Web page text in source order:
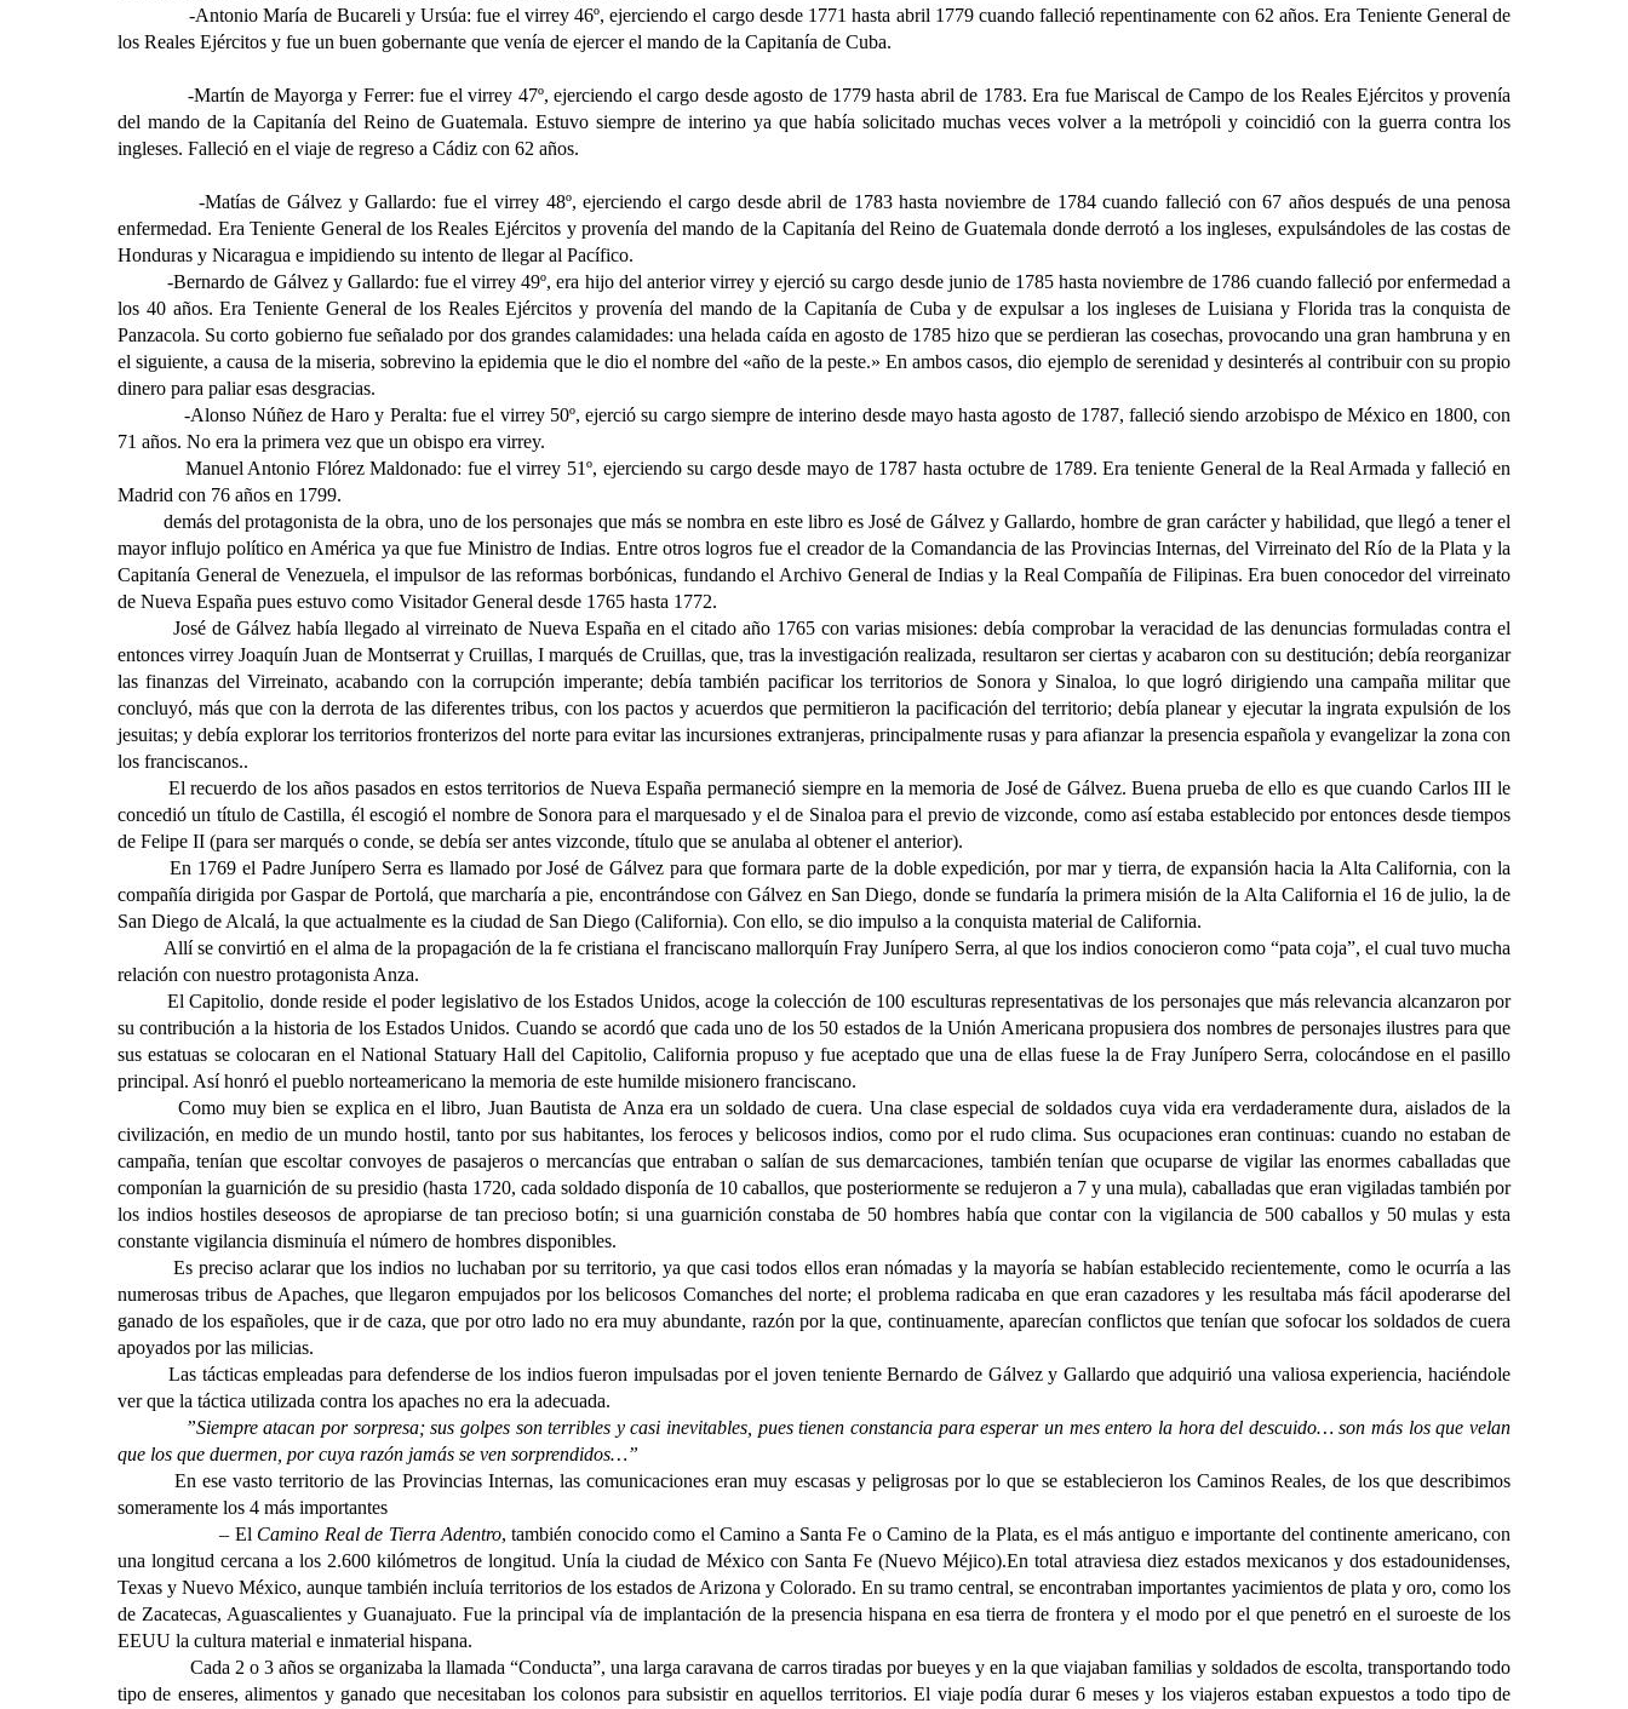
-Antonio María de Bucareli y Ursúa: fue el virrey 46º, ejerciendo el cargo desde 1771 hasta abril 1779 cuando falleció repentinamente con 62 años. Era Teniente General de
los Reales Ejércitos y fue un buen gobernante que venía de ejercer el mando de la Capitanía de Cuba.
-Martín de Mayorga y Ferrer: fue el virrey 47º, ejerciendo el cargo desde agosto de 1779 hasta abril de 1783. Era fue Mariscal de Campo de los Reales Ejércitos y provenía
del mando de la Capitanía del Reino de Guatemala. Estuvo siempre de interino ya que había solicitado muchas veces volver a la metrópoli y coincidió con la guerra contra los
ingleses. Falleció en el viaje de regreso a Cádiz con 62 años.
-Matías de Gálvez y Gallardo: fue el virrey 48º, ejerciendo el cargo desde abril de 1783 hasta noviembre de 1784 cuando falleció con 67 años después de una penosa
enfermedad. Era Teniente General de los Reales Ejércitos y provenía del mando de la Capitanía del Reino de Guatemala donde derrotó a los ingleses, expulsándoles de las costas de
Honduras y Nicaragua e impidiendo su intento de llegar al Pacífico.
-Bernardo de Gálvez y Gallardo: fue el virrey 49º, era hijo del anterior virrey y ejerció su cargo desde junio de 1785 hasta noviembre de 1786 cuando falleció por enfermedad a
los 40 años. Era Teniente General de los Reales Ejércitos y provenía del mando de la Capitanía de Cuba y de expulsar a los ingleses de Luisiana y Florida tras la conquista de
Panzacola. Su corto gobierno fue señalado por dos grandes calamidades: una helada caída en agosto de 1785 hizo que se perdieran las cosechas, provocando una gran hambruna y en
el siguiente, a causa de la miseria, sobrevino la epidemia que le dio el nombre del «año de la peste.» En ambos casos, dio ejemplo de serenidad y desinterés al contribuir con su propio
dinero para paliar esas desgracias.
-Alonso Núñez de Haro y Peralta: fue el virrey 50º, ejerció su cargo siempre de interino desde mayo hasta agosto de 1787, falleció siendo arzobispo de México en 1800, con
71 años. No era la primera vez que un obispo era virrey.
Manuel Antonio Flórez Maldonado: fue el virrey 51º, ejerciendo su cargo desde mayo de 1787 hasta octubre de 1789. Era teniente General de la Real Armada y falleció en
Madrid con 76 años en 1799.
demás del protagonista de la obra, uno de los personajes que más se nombra en este libro es José de Gálvez y Gallardo, hombre de gran carácter y habilidad, que llegó a tener el
mayor influjo político en América ya que fue Ministro de Indias. Entre otros logros fue el creador de la Comandancia de las Provincias Internas, del Virreinato del Río de la Plata y la
Capitanía General de Venezuela, el impulsor de las reformas borbónicas, fundando el Archivo General de Indias y la Real Compañía de Filipinas. Era buen conocedor del virreinato
de Nueva España pues estuvo como Visitador General desde 1765 hasta 1772.
José de Gálvez había llegado al virreinato de Nueva España en el citado año 1765 con varias misiones: debía comprobar la veracidad de las denuncias formuladas contra el
entonces virrey Joaquín Juan de Montserrat y Cruillas, I marqués de Cruillas, que, tras la investigación realizada, resultaron ser ciertas y acabaron con su destitución; debía reorganizar
las finanzas del Virreinato, acabando con la corrupción imperante; debía también pacificar los territorios de Sonora y Sinaloa, lo que logró dirigiendo una campaña militar que
concluyó, más que con la derrota de las diferentes tribus, con los pactos y acuerdos que permitieron la pacificación del territorio; debía planear y ejecutar la ingrata expulsión de los
jesuitas; y debía explorar los territorios fronterizos del norte para evitar las incursiones extranjeras, principalmente rusas y para afianzar la presencia española y evangelizar la zona con
los franciscanos..
El recuerdo de los años pasados en estos territorios de Nueva España permaneció siempre en la memoria de José de Gálvez. Buena prueba de ello es que cuando Carlos III le
concedió un título de Castilla, él escogió el nombre de Sonora para el marquesado y el de Sinaloa para el previo de vizconde, como así estaba establecido por entonces desde tiempos
de Felipe II (para ser marqués o conde, se debía ser antes vizconde, título que se anulaba al obtener el anterior).
En 1769 el Padre Junípero Serra es llamado por José de Gálvez para que formara parte de la doble expedición, por mar y tierra, de expansión hacia la Alta California, con la
compañía dirigida por Gaspar de Portolá, que marcharía a pie, encontrándose con Gálvez en San Diego, donde se fundaría la primera misión de la Alta California el 16 de julio, la de
San Diego de Alcalá, la que actualmente es la ciudad de San Diego (California). Con ello, se dio impulso a la conquista material de California.
Allí se convirtió en el alma de la propagación de la fe cristiana el franciscano mallorquín Fray Junípero Serra, al que los indios conocieron como “pata coja”, el cual tuvo mucha
relación con nuestro protagonista Anza.
El Capitolio, donde reside el poder legislativo de los Estados Unidos, acoge la colección de 100 esculturas representativas de los personajes que más relevancia alcanzaron por
su contribución a la historia de los Estados Unidos. Cuando se acordó que cada uno de los 50 estados de la Unión Americana propusiera dos nombres de personajes ilustres para que
sus estatuas se colocaran en el National Statuary Hall del Capitolio, California propuso y fue aceptado que una de ellas fuese la de Fray Junípero Serra, colocándose en el pasillo
principal. Así honró el pueblo norteamericano la memoria de este humilde misionero franciscano.
Como muy bien se explica en el libro, Juan Bautista de Anza era un soldado de cuera. Una clase especial de soldados cuya vida era verdaderamente dura, aislados de la
civilización, en medio de un mundo hostil, tanto por sus habitantes, los feroces y belicosos indios, como por el rudo clima. Sus ocupaciones eran continuas: cuando no estaban de
campaña, tenían que escoltar convoyes de pasajeros o mercancías que entraban o salían de sus demarcaciones, también tenían que ocuparse de vigilar las enormes caballadas que
componían la guarnición de su presidio (hasta 1720, cada soldado disponía de 10 caballos, que posteriormente se redujeron a 7 y una mula), caballadas que eran vigiladas también por
los indios hostiles deseosos de apropiarse de tan precioso botín; si una guarnición constaba de 50 hombres había que contar con la vigilancia de 500 caballos y 50 mulas y esta
constante vigilancia disminuía el número de hombres disponibles.
Es preciso aclarar que los indios no luchaban por su territorio, ya que casi todos ellos eran nómadas y la mayoría se habían establecido recientemente, como le ocurría a las
numerosas tribus de Apaches, que llegaron empujados por los belicosos Comanches del norte; el problema radicaba en que eran cazadores y les resultaba más fácil apoderarse del
ganado de los españoles, que ir de caza, que por otro lado no era muy abundante, razón por la que, continuamente, aparecían conflictos que tenían que sofocar los soldados de cuera
apoyados por las milicias.
Las tácticas empleadas para defenderse de los indios fueron impulsadas por el joven teniente Bernardo de Gálvez y Gallardo que adquirió una valiosa experiencia, haciéndole
ver que la táctica utilizada contra los apaches no era la adecuada.
”Siempre atacan por sorpresa; sus golpes son terribles y casi inevitables, pues tienen constancia para esperar un mes entero la hora del descuido… son más los que velan
que los que duermen, por cuya razón jamás se ven sorprendidos…”
En ese vasto territorio de las Provincias Internas, las comunicaciones eran muy escasas y peligrosas por lo que se establecieron los Caminos Reales, de los que describimos
someramente los 4 más importantes
– El Camino Real de Tierra Adentro, también conocido como el Camino a Santa Fe o Camino de la Plata, es el más antiguo e importante del continente americano, con
una longitud cercana a los 2.600 kilómetros de longitud. Unía la ciudad de México con Santa Fe (Nuevo Méjico).En total atraviesa diez estados mexicanos y dos estadounidenses,
Texas y Nuevo México, aunque también incluía territorios de los estados de Arizona y Colorado. En su tramo central, se encontraban importantes yacimientos de plata y oro, como los
de Zacatecas, Aguascalientes y Guanajuato. Fue la principal vía de implantación de la presencia hispana en esa tierra de frontera y el modo por el que penetró en el suroeste de los
EEUU la cultura material e inmaterial hispana.
Cada 2 o 3 años se organizaba la llamada “Conducta”, una larga caravana de carros tiradas por bueyes y en la que viajaban familias y soldados de escolta, transportando todo
tipo de enseres, alimentos y ganado que necesitaban los colonos para subsistir en aquellos territorios. El viaje podía durar 6 meses y los viajeros estaban expuestos a todo tipo de